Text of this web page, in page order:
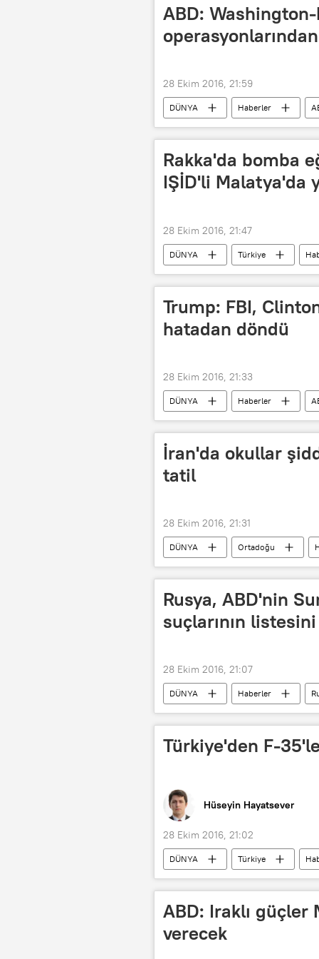
ABD:
28 Ekim 2016, 21:59
DÜNYA Haberler
ABD Dışişleri Bakanlığı
Rakka'da bomba
IŞİD'li Malatya'da
28 Ekim 2016, 21:47
DÜNYA Türkiye
TÜRKİYE
IŞİD
Trump: FBI,
hatadan döndü
28 Ekim 2016, 21:33
DÜNYA Haberler
hata
İran'da okullar
tatil
28 Ekim 2016, 21:31
DÜNYA Ortadoğu
Tatil
Rusya, ABD'nin
suçlarının
28 Ekim 2016, 21:07
DÜNYA Haberler
İdlib
BM IŞİD
Türkiye'den F-
Hüseyin Hayatsever
28 Ekim 2016, 21:02
DÜNYA Türkiye
Hulusi Akar
Binali Yıldırım
ABD: Iraklı güçler
verecek